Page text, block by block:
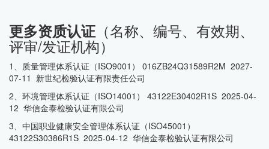
更多资质认证（名称、编号、有效期、
评审/发证机构）
1、质量管理体系认证（ISO9001） 016ZB24Q31589R2M 2027-
07-11 新世纪检验认证有限责任公司
2、环境管理体系认证（ISO14001） 43122E30402R1S 2025-04-
12 华信金泰检验认证有限公司
3、中国职业健康安全管理体系认证（ISO45001）
43122S30386R1S 2025-04-12 华信金泰检验认证有限公司